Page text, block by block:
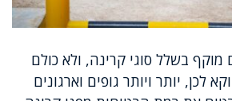
מוקף בשלל סוגי קרינה, ולא כולם
לכן, יותר ויותר גופים וארגונים